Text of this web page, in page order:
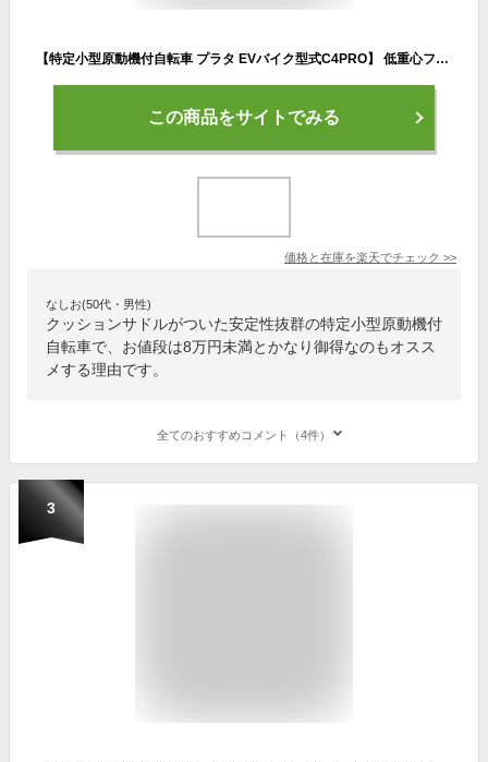
【特定小型原動機付自転車 プラタ EVバイク型式C4PRO】 低重心フットスペース 後ろカゴ標準装備 カードキー付属 14インチ EVバイク クッションサドル ■国内検品 電動自転車 ledヘッドライト おしゃれ 小型 電動バイク バッテリー取り外し ■特定原付 JATA-0138【送料無料】
この商品をサイトでみる
価格と在庫を楽天でチェック >>
なしお(50代・男性)
クッションサドルがついた安定性抜群の特定小型原動機付
自転車で、お値段は8万円未満とかなり御得なのもオスス
メする理由です。
全てのおすすめコメント（4件）
3